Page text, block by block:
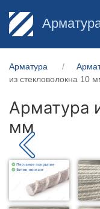
Арматура
из стекловолокна 10
Арматура
мм